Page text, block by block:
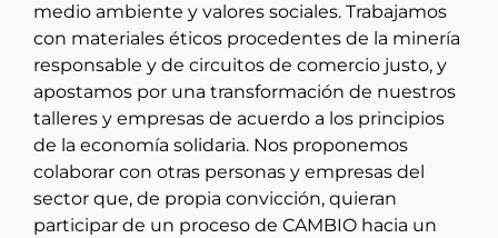
medio ambiente y valores sociales. Trabajamos
con materiales éticos procedentes de la minería
responsable y de circuitos de comercio justo, y
apostamos por una transformación de nuestros
talleres y empresas de acuerdo a los principios
de la economía solidaria. Nos proponemos
colaborar con otras personas y empresas del
sector que, de propia convicción, quieran
participar de un proceso de CAMBIO hacia un